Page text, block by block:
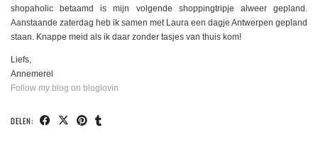
shopaholic betaamd is mijn volgende shoppingtripje alweer gepland.
Aanstaande zaterdag heb ik samen met Laura een dagje Antwerpen gepland
staan. Knappe meid als ik daar zonder tasjes van thuis kom!
Liefs,
Annemerel
Follow my blog on bloglovin
DELEN: